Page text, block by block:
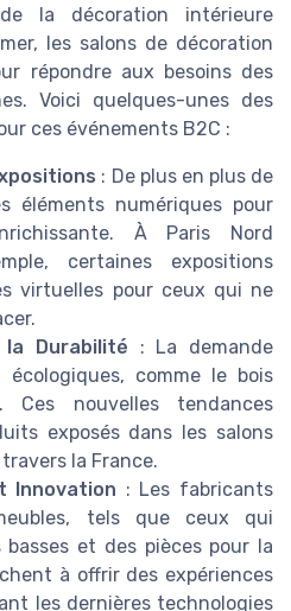
la décoration intérieure
les salons de décoration
répondre aux besoins des
Voici quelques-unes des
ces événements B2C :
: De plus en plus de
éléments numériques pour
À Paris Nord
certaines expositions
virtuelles pour ceux qui ne
Durabilité : La demande
comme le bois
Ces nouvelles tendances
exposés dans les salons
la France.
Innovation : Les fabricants
tels que ceux qui
et des pièces pour la
à offrir des expériences
les dernières technologies